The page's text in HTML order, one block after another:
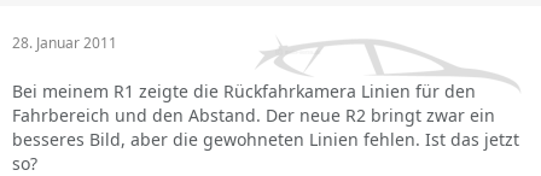
28. Januar 2011
Bei meinem R1 zeigte die Rückfahrkamera Linien für den
Fahrbereich und den Abstand. Der neue R2 bringt zwar ein
besseres Bild, aber die gewohneten Linien fehlen. Ist das jetzt
so?